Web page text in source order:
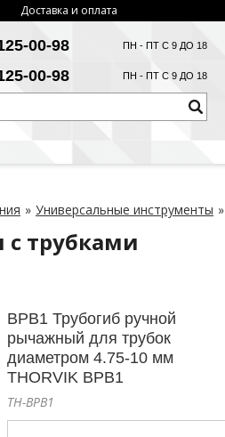
Доставка и оплата
00-98 ПН - ПТ С 9 ДО 18
00-98 ПН - ПТ С 9 ДО 18
» Универсальные инструменты »
трубками
BPB1 Трубогиб ручной
рычажный для трубок
диаметром 4.75-10 мм
THORVIK BPB1
TH-BPB1